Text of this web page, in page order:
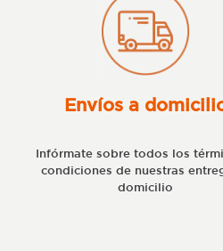
Envíos a
Infórmate sobre todos los
condiciones de nuestras
domicilio